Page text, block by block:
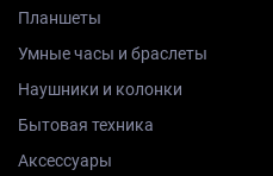
Планшеты
Умные часы и браслеты
Наушники и колонки
Бытовая техника
Аксессуары